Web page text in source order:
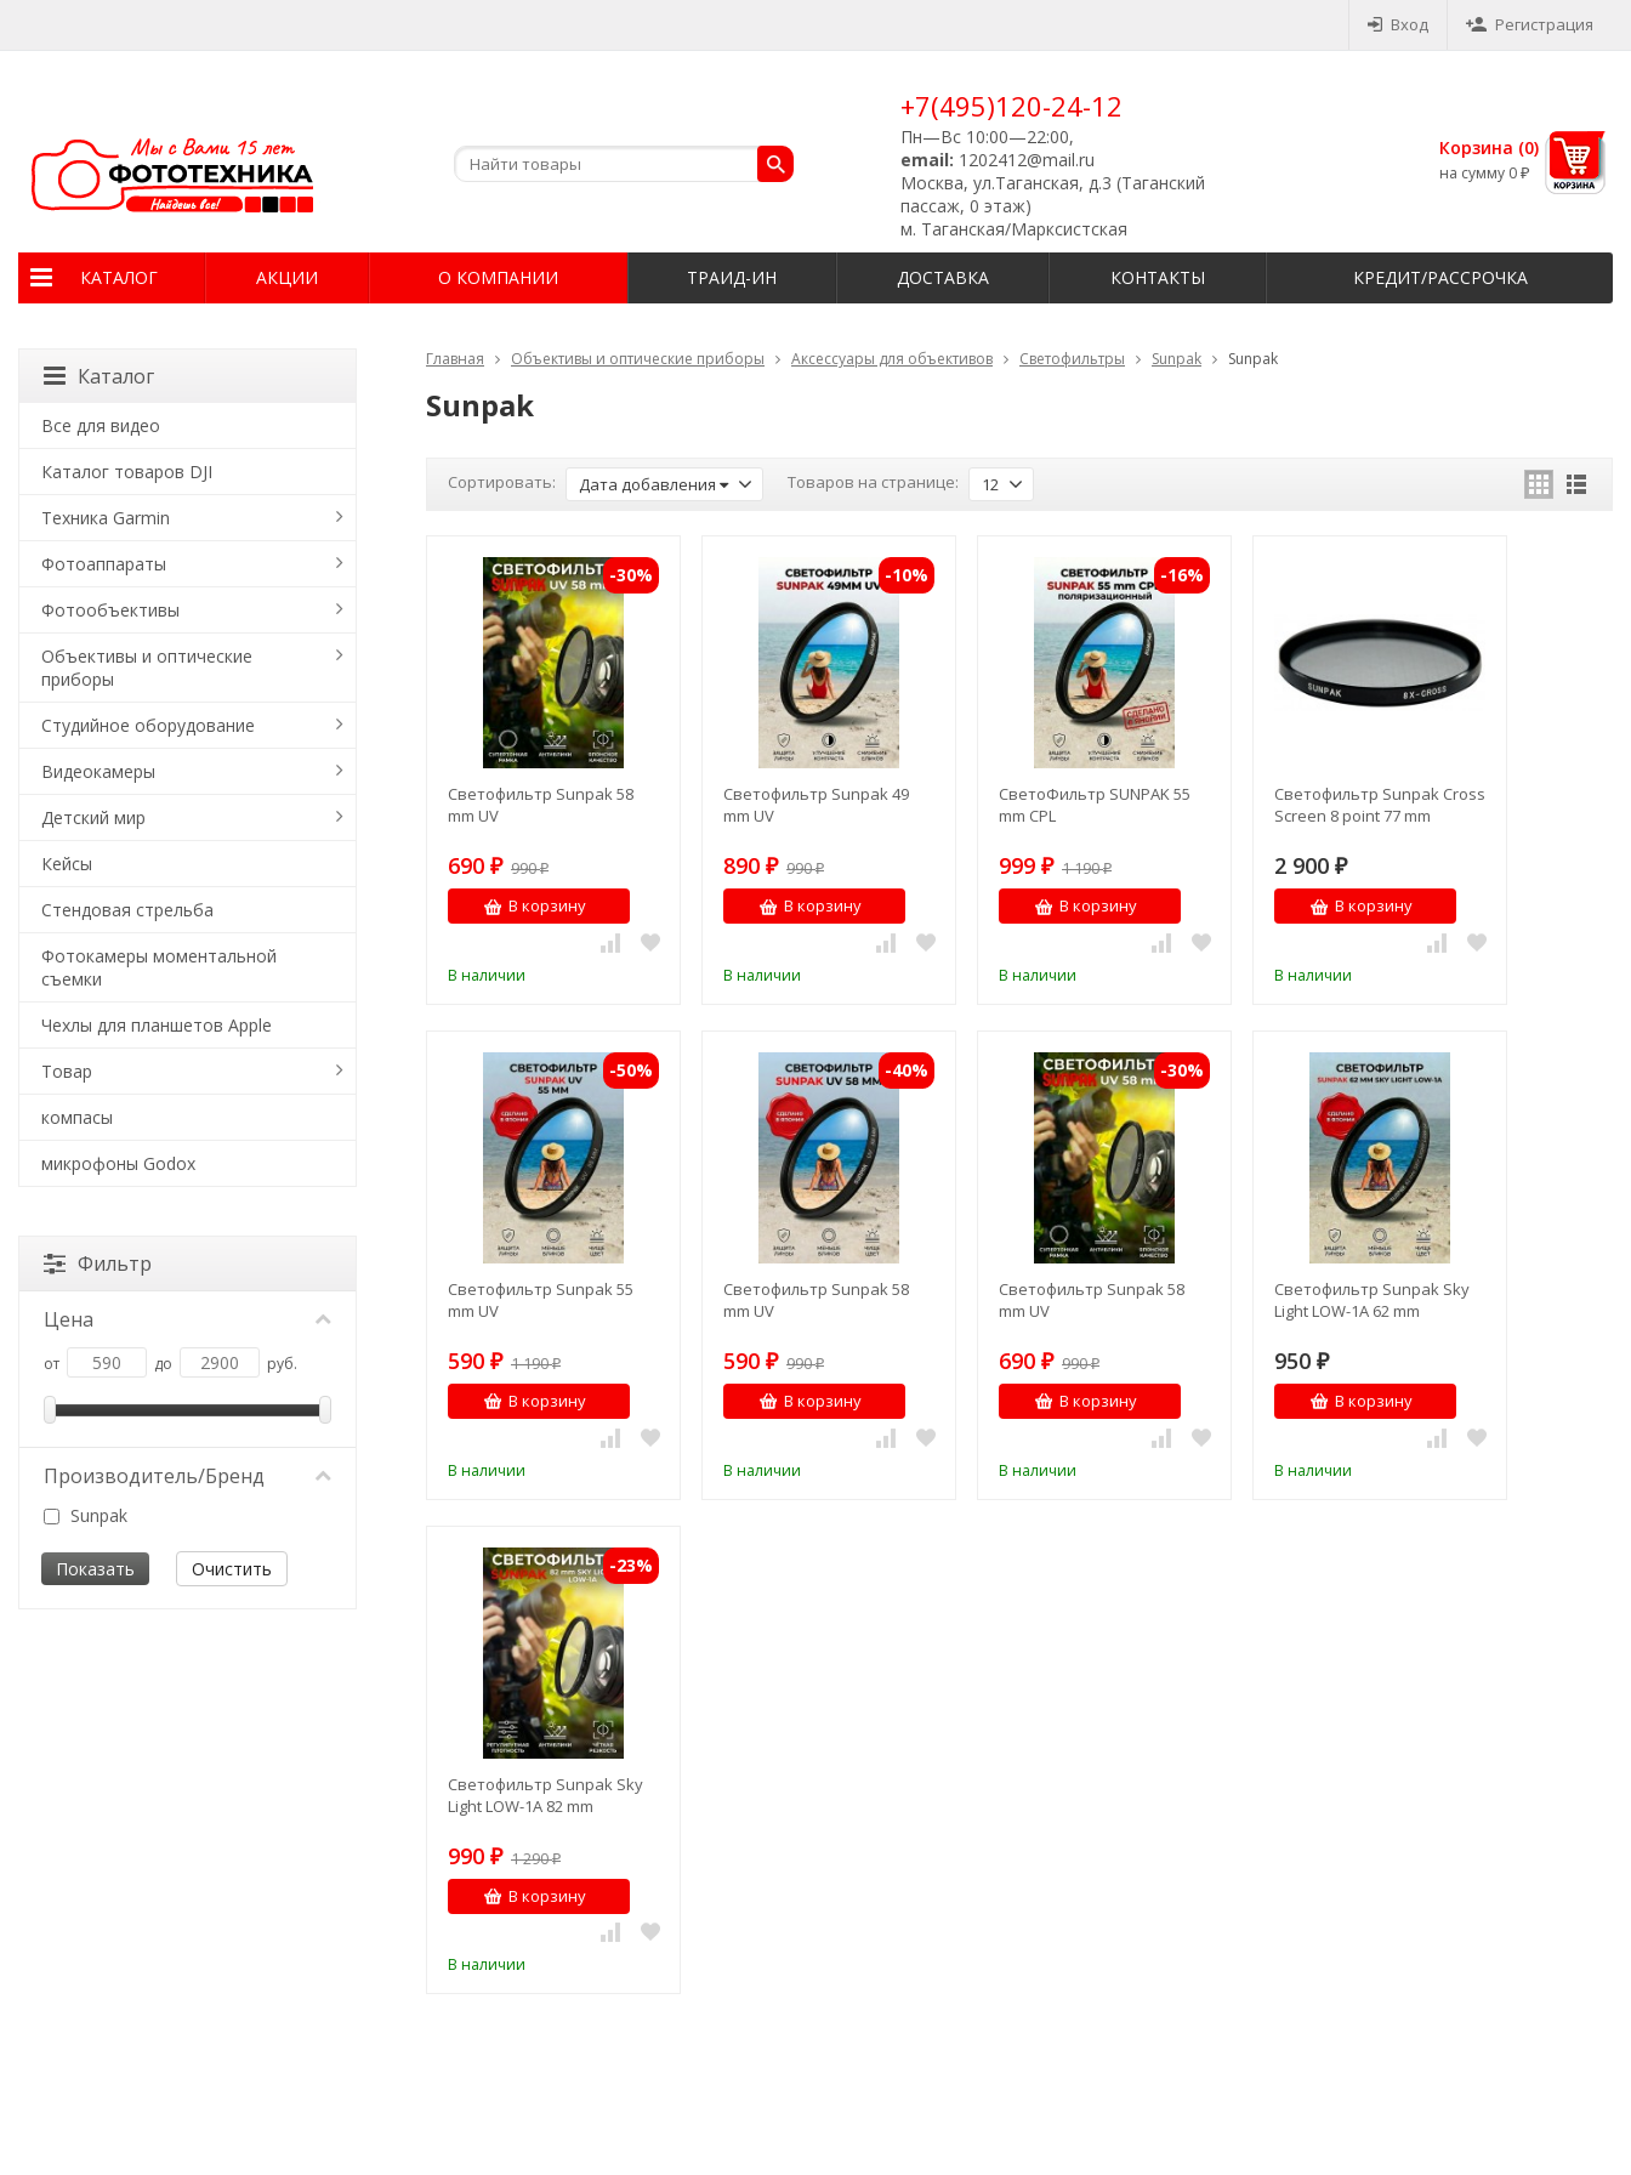
Вход Регистрация
+7(495)120-24-12
Пн—Вс 10:00—22:00,
email: 1202412@mail.ru
Москва, ул.Таганская, д.3 (Таганский
пассаж, 0 этаж)
м. Таганская/Марксистская
Корзина (0)
на сумму 0 ₽
КАТАЛОГ АКЦИИ О КОМПАНИИ ТРАИД-ИН ДОСТАВКА КОНТАКТЫ КРЕДИТ/РАССРОЧКА
Главная Объективы и оптические приборы Аксессуары для объективов Светофильтры Sunpak Sunpak
Sunpak
Сортировать: Дата добавления Товаров на странице: 12
-30%
Светофильтр Sunpak 58
mm UV
690 ₽ 990₽
В корзину
В наличии
-10%
Светофильтр Sunpak 49
mm UV
890 ₽ 990₽
В корзину
В наличии
-16%
СветоФильтр SUNPAK 55
mm CPL
999 ₽ 1 190₽
В корзину
В наличии
Светофильтр Sunpak Cross
Screen 8 point 77 mm
2 900 ₽
В корзину
В наличии
-50%
Светофильтр Sunpak 55
mm UV
590 ₽ 1 190₽
В корзину
В наличии
-40%
Светофильтр Sunpak 58
mm UV
590 ₽ 990₽
В корзину
В наличии
-30%
Светофильтр Sunpak 58
mm UV
690 ₽ 990₽
В корзину
В наличии
Светофильтр Sunpak Sky
Light LOW-1A 62 mm
950 ₽
В корзину
В наличии
-23%
Светофильтр Sunpak Sky
Light LOW-1A 82 mm
990 ₽ 1 290₽
В корзину
В наличии
Каталог
Все для видео
Каталог товаров DJI
Техника Garmin
Фотоаппараты
Фотообъективы
Объективы и оптические
приборы
Студийное оборудование
Видеокамеры
Детский мир
Кейсы
Стендовая стрельба
Фотокамеры моментальной
съемки
Чехлы для планшетов Apple
Товар
компасы
микрофоны Godox
Фильтр
Цена
от до руб.
Производитель/Бренд
Sunpak
Очистить